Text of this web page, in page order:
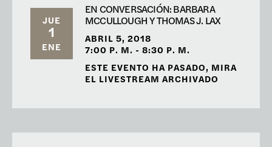
JUE
1
ENE
EN CONVERSACIÓN: BARBARA
MCCULLOUGH Y THOMAS J. LAX
ABRIL 5, 2018
7:00 P. M. - 8:30 P. M.
ESTE EVENTO HA PASADO, MIRA
EL LIVESTREAM ARCHIVADO